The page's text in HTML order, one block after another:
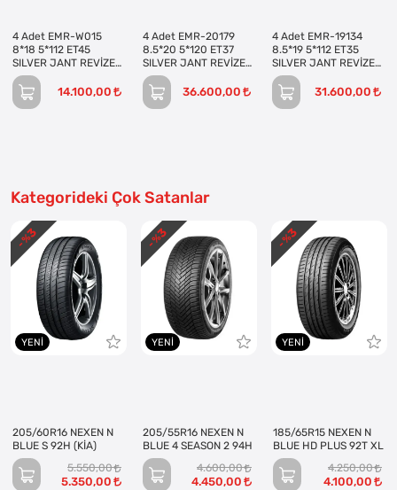
4 Adet EMR-W015
8*18 5*112 ET45
SILVER JANT REVİZE
14.100,00
4 Adet EMR-20179
8.5*20 5*120 ET37
SILVER JANT REVİZE
EDİLMİŞ (Takım)
36.600,00
4 Adet EMR-19134
8.5*19 5*112 ET35
SILVER JANT REVİZE
EDİLMİŞ (Takım)
31.600,00
Kategorideki Çok Satanlar
YENI
205/60R16 NEXEN N
BLUE S 92H (KİA)
5.550,00
5.350,00
- %
3
YENI
205/55R16 NEXEN N
BLUE 4 SEASON 2 94H
4.600,00
4.450,00
- %
3
YENI
185/65R15 NEXEN N
BLUE HD PLUS 92T XL
4.250,00
4.100,00
- %
3